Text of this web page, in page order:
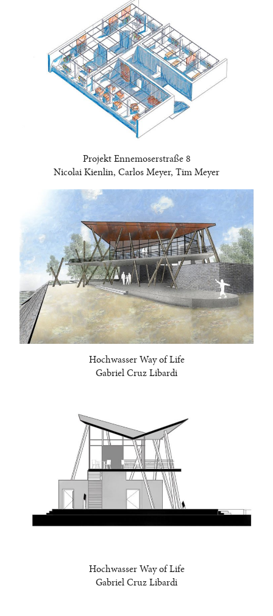
Projekt Ennemoserstraße 8
Nicolai Kienlin, Carlos Meyer, Tim Meyer
Hochwasser Way of Life
Gabriel Cruz Libardi
Hochwasser Way of Life
Gabriel Cruz Libardi